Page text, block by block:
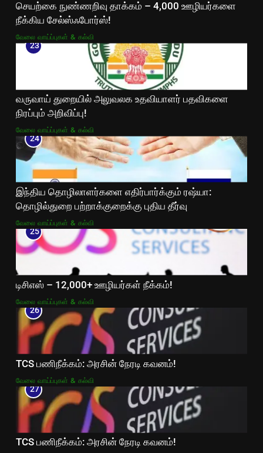
செயற்கை நுண்ணறிவு தாக்கம் – 4,000 ஊழியர்களை
நீக்கிய சேல்ஸ்ஃபோர்ஸ்!
வேலை வாய்ப்புகள் & கல்வி
23
வருவாய் துறையில் அலுவலக உதவியாளர் பதவிகளை
நிரப்பும் அறிவிப்பு!
வேலை வாய்ப்புகள் & கல்வி
24
இந்திய தொழிலாளர்களை எதிர்பார்க்கும் ரஷ்யா:
தொழில்துறை பற்றாக்குறைக்கு புதிய தீர்வு
வேலை வாய்ப்புகள் & கல்வி
25
டிசிஎஸ் – 12,000+ ஊழியர்கள் நீக்கம்!
வேலை வாய்ப்புகள் & கல்வி
26
TCS பணிநீக்கம்: அரசின் நேரடி கவனம்!
வேலை வாய்ப்புகள் & கல்வி
27
TCS பணிநீக்கம்: அரசின் நேரடி கவனம்!